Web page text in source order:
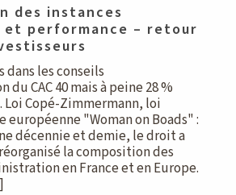
des instances
performance – retour
dans les conseils
CAC 40 mais à peine 28 %
Loi Copé-Zimmermann, loi
européenne "Woman on Boads" :
décennie et demie, le droit a
la composition des
en France et en Europe.